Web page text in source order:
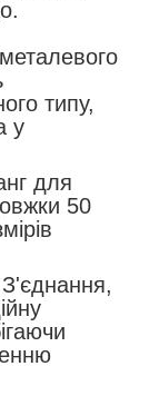
типу,
у
для
50